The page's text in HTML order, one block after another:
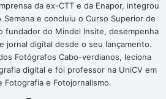
da ex-CTT e da Enapor, integrou
Semana e concluiu o Curso Superior de
fundador do Mindel Insite, desempenha
jornal digital desde o seu lançamento.
Fotógrafos Cabo-verdianos, leciona
digital e foi professor na UniCV em
Fotografia e Fotojornalismo.